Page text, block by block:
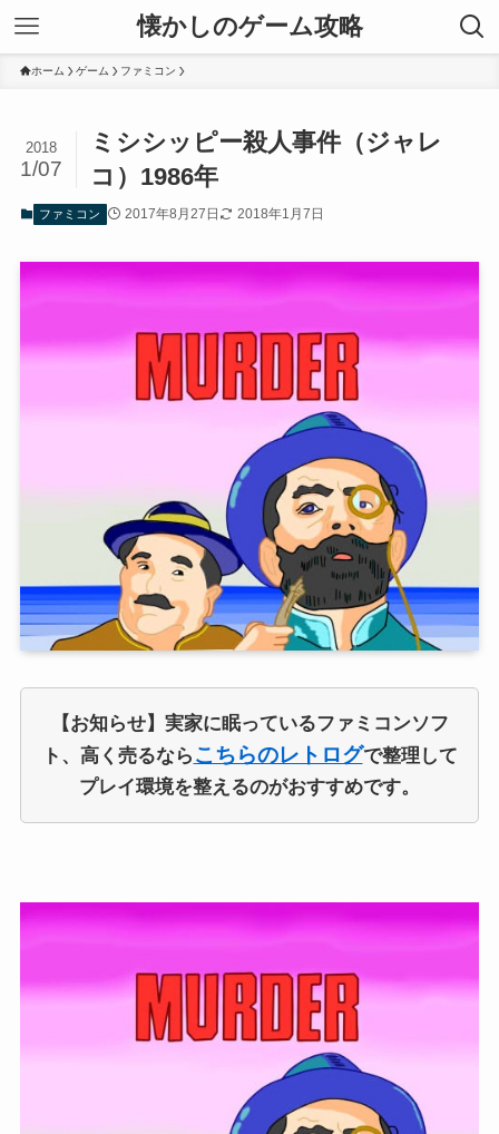
懐かしのゲーム攻略
ホーム ゲーム ファミコン
ミシシッピー殺人事件（ジャレ
コ）1986年
2018
1/07
ファミコン 2017年8月27日 2018年1月7日
【お知らせ】実家に眠っているファミコンソフ
ト、高く売るなら こちらのレトログで整理して
プレイ環境を整えるのがおすすめです。